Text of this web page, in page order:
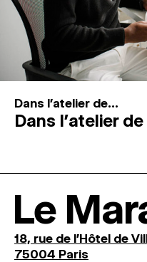
Dans l'atelier de...
Dans l’atelier
Le
18, rue de l'Hôtel de
75004 Paris